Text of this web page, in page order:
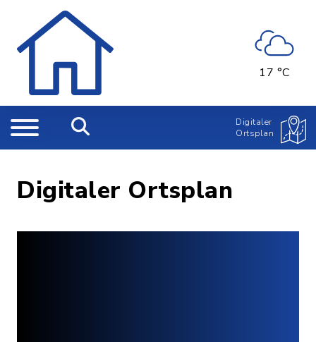
17 °C
Digitaler
Ortsplan
Digitaler Ortsplan